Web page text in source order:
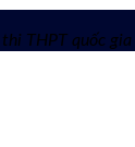
THPT quốc gia